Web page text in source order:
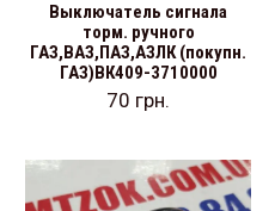
Выключатель сигнала
торм. ручного
ГАЗ,ВАЗ,ПАЗ,АЗЛК (покупн.
ГАЗ)ВК409-3710000
70 грн.